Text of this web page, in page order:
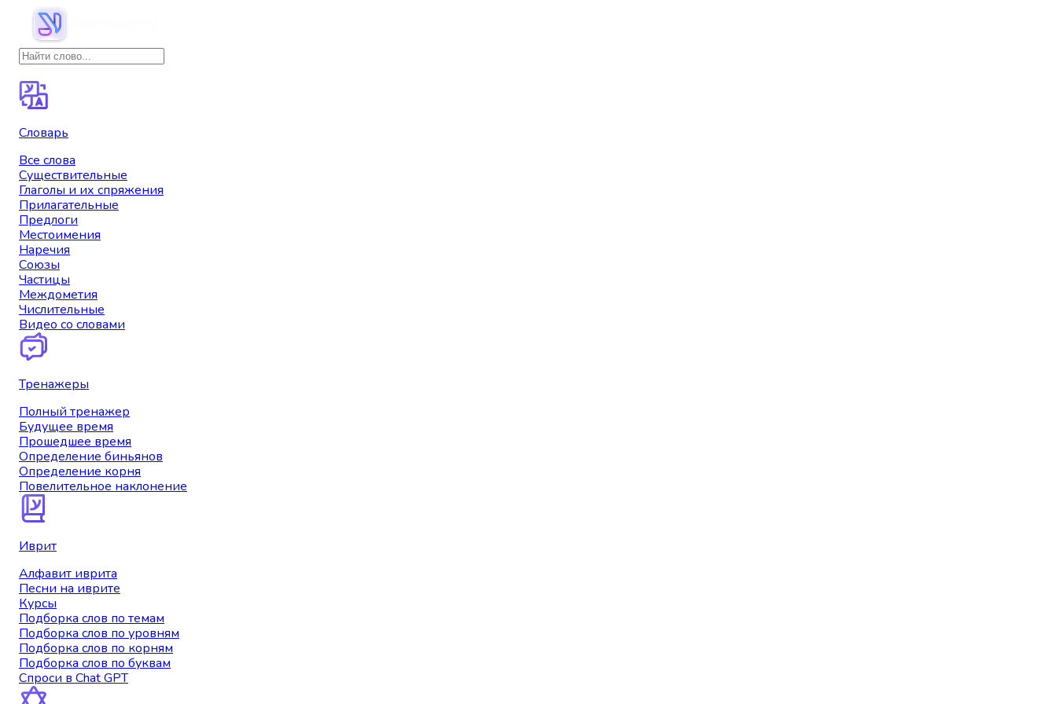
Словарь
Все слова
Существительные
Глаголы и их спряжения
Прилагательные
Предлоги
Местоимения
Наречия
Союзы
Частицы
Междометия
Числительные
Видео со словами
Тренажеры
Полный тренажер
Будущее время
Прошедшее время
Определение биньянов
Определение корня
Повелительное наклонение
Иврит
Алфавит иврита
Песни на иврите
Курсы
Подборка слов по темам
Подборка слов по уровням
Подборка слов по корням
Подборка слов по буквам
Спроси в Chat GPT